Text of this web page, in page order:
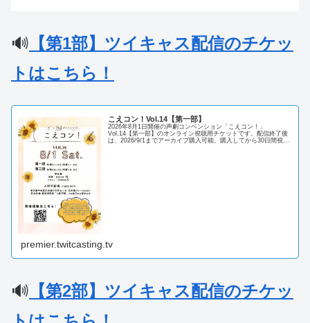
🔊 【第1部】 ツイキャス配信のチケッ
トはこちら！
こえコン！Vol.14【第一部】
2026年8月1日開催の声劇コンベンション「こえコン！」
Vol.14【第一部】のオンライン視聴用チケットです。配信終了後
は、2026/9/1までアーカイブ購入可能、購入してから30日間視聴
premier.twitcasting.tv
🔊 【第2部】 ツイキャス配信のチケッ